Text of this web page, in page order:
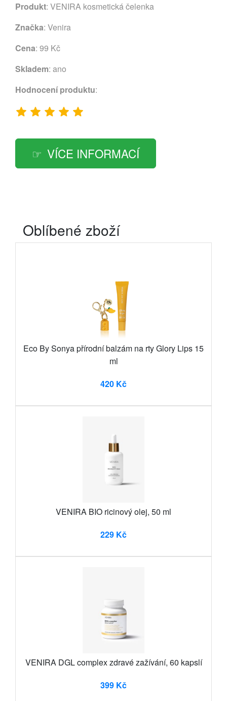
Produkt: VENIRA kosmetická čelenka
Značka: Venira
Cena: 99 Kč
Skladem: ano
Hodnocení produktu:
VÍCE INFORMACÍ
Oblíbené zboží
Eco By Sonya přírodní balzám na rty Glory Lips 15
ml
420 Kč
VENIRA BIO ricinový olej, 50 ml
229 Kč
VENIRA DGL complex zdravé zažívání, 60 kapslí
399 Kč